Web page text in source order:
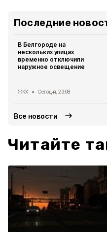
Последние
В Белгороде на
нескольких улицах
временно отключили
наружное освещение
ЖКХ Сегодня, 23:08
Все новости
Читайте